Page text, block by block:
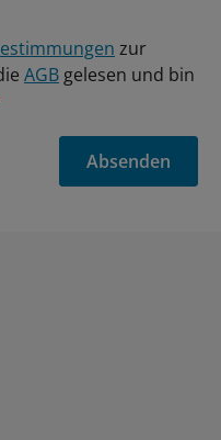
zur
AGB gelesen und bin
Absenden